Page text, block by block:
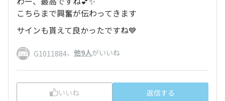
こちらまで興奮が伝わってきます
サインも貰えて良かったですね💙
G1011884、 他9人がいいね
いいね 返信する